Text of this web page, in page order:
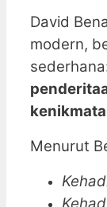
David
modern,
Menurut